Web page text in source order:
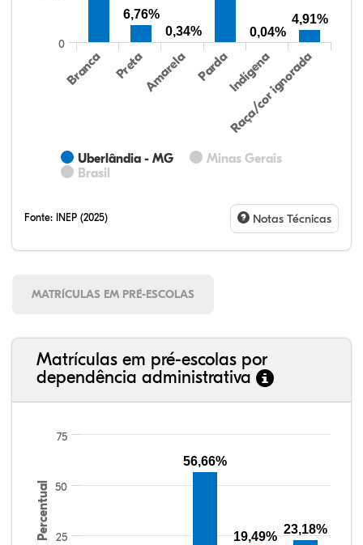
Uberlândia - MG
Minas Gerais
Brasil
Branca PretaAmarela PardaIndígena
Raça/cor ignorada
0
6,76%
0,34%
0,04%
4,91%
Fonte: INEP (2025) Notas Técnicas
MATRÍCULAS EM PRÉ-ESCOLAS
Matrículas em pré-escolas por
dependência administrativa
Percentual 25
50
75
56,66%
19,49%
23,18%